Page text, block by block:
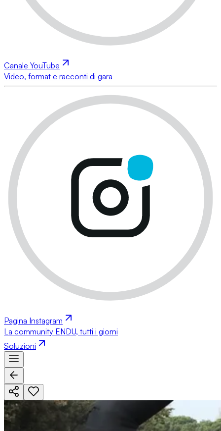
Canale YouTube
Video, format e racconti di gara
Pagina Instagram
La community ENDU, tutti i giorni
Soluzioni